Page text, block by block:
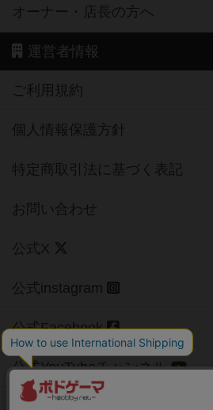
オーナー・店長の方へ
運営者情報
ご利用規約
個人情報保護方針
特定商取引法に基づく表記
お問い合わせ
公式X
公式instagram
公式Facebook
公式YouTubeチャンネル